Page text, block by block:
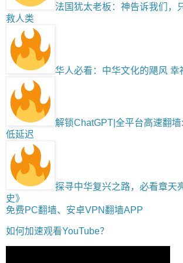
法国犹太老板：神告诉我们，
救人类
华人必看：中华文化的飓风 幸
解锁ChatGPT|全平台高速翻
低延迟
探寻中华复兴之路，必看章天
史》
免费PC翻墙、安卓VPN翻墙APP
如何加速观看YouTube？